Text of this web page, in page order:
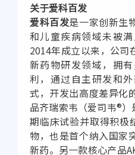
关于爱科百发
爱科百发是一家创新生
和儿童疾病领域未被
2014年成立以来，公司
新药物研发领域，拥
利，通过自主研发和
式，开发出高度差异化
品齐瑞索韦（爱司韦®
期临床试验并取得积极
物，也是首个纳入国家
新药。另一款核心产品